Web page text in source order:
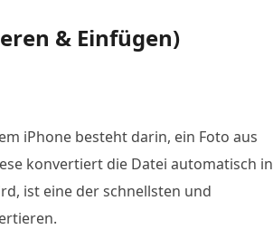
& Einfügen)
iPhone besteht darin, ein Foto aus
konvertiert die Datei automatisch in
ist eine der schnellsten und